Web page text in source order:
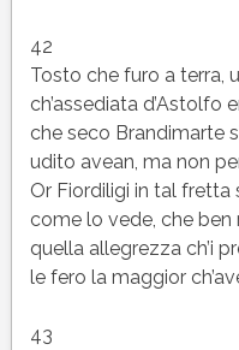
42
Tosto che furo a terra,
ch’assediata d’Astolfo
che seco Brandimarte
udito avean, ma non
Or Fiordiligi in tal fretta
come lo vede, che
quella allegrezza ch’i
le fero la maggior
43